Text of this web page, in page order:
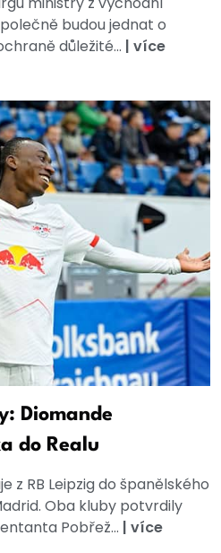
budou jednat o
důležité... | více
Diomande
do Realu
z RB Leipzig do španělského
Oba kluby potvrdily
Pobřež... | více